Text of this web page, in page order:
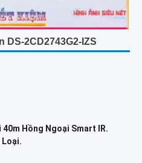
DS-2CD2743G2-IZS
40m Hồng Ngoại Smart IR.
Loại.